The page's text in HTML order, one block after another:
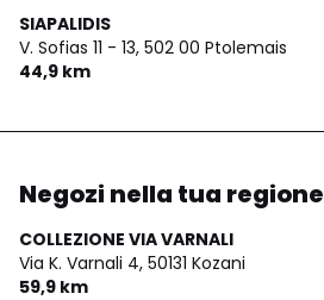
SIAPALIDIS
V. Sofias 11 - 13, 502 00 Ptolemais
44,9 km
Negozi nella tua regione
COLLEZIONE VIA VARNALI
Via K. Varnali 4, 50131 Kozani
59,9 km